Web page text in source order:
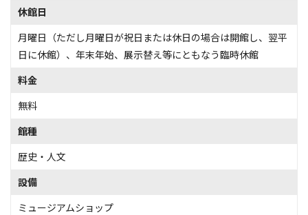
休館日
月曜日（ただし月曜日が祝日または休日の場合は開館し、翌平
日に休館）、年末年始、展示替え等にともなう臨時休館
料金
無料
館種
歴史・人文
設備
ミュージアムショップ